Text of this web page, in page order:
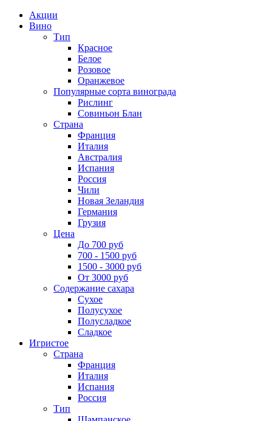
Акции
Вино
Тип
Красное
Белое
Розовое
Оранжевое
Популярные сорта винограда
Рислинг
Совиньон Блан
Страна
Франция
Италия
Австралия
Испания
Россия
Чили
Новая Зеландия
Германия
Грузия
Цена
До 700 руб
700 - 1500 руб
1500 - 3000 руб
От 3000 руб
Содержание сахара
Сухое
Полусухое
Полусладкое
Сладкое
Игристое
Страна
Франция
Италия
Испания
Россия
Тип